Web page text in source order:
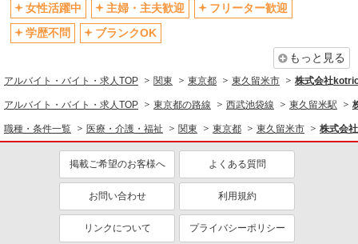
制服貸与
研修制度あり
資格取得支援制度あり
医療・介護・福祉
介護職・ヘルパー
同じ特徴から求人を探す
ミドル（40代～）活躍中
ボーナス・賞与あり
車通勤OK
交通費支給
社会保険あり
産休・育休取得実績あり
女性活躍中
主婦・主夫歓迎
フリーター歓迎
学歴不問
ブランクOK
もっと見る
アルバイト・バイト・求人TOP 関東 東京都 東久留米市 株式会社
アルバイト・バイト・求人TOP 東京都の路線 西武池袋線 東久留米駅
職種・条件一覧 医療・介護・福祉 関東 東京都 東久留米市 株式会
掲載ご希望のお客様へ よくある質問
お問い合わせ 利用規約
リンクについて プライバシーポリシー